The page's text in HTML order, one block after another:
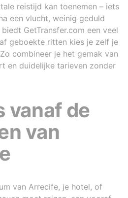
reistijd kan toenemen – iets
een vlucht, weinig geduld
GetTransfer.com een veel
geboekte ritten kies je zelf je
combineer je het gemak van
en duidelijke tarieven zonder
vanaf de
van
van Arrecife, je hotel, of